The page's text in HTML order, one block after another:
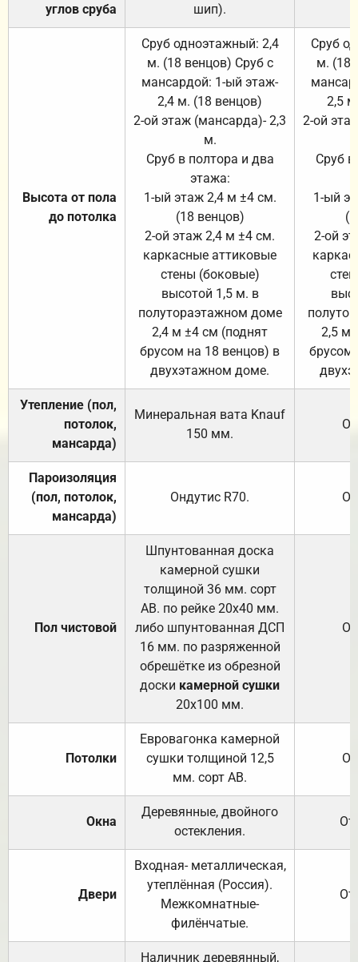
углов сруба
шип).
Высота от пола
до потолка
Сруб одноэтажный: 2,4
м. (18 венцов) Сруб с
мансардой: 1-ый этаж-
2,4 м. (18 венцов)
2-ой этаж (мансарда)- 2,3
м.
Сруб в полтора и два
этажа:
1-ый этаж 2,4 м ±4 см.
(18 венцов)
2-ой этаж 2,4 м ±4 см.
каркасные аттиковые
стены (боковые)
высотой 1,5 м. в
полутораэтажном доме
2,4 м ±4 см (поднят
брусом на 18 венцов) в
двухэтажном доме.
Сруб
м. (18
2,5
2-ой
Сруб
1-ый
2-ой
2,5 м
брусом
Утепление (пол,
потолок,
мансарда)
Минеральная вата Knauf
150 мм.
Пароизоляция
(пол, потолок,
мансарда)
Ондутис R70.
Пол чистовой
Шпунтованная доска
камерной сушки
толщиной 36 мм. сорт
АВ. по рейке 20х40 мм.
либо шпунтованная ДСП
16 мм. по разряженной
обрешётке из обрезной
доски камерной сушки
20х100 мм.
Потолки
Евровагонка камерной
сушки толщиной 12,5
мм. сорт АВ.
Окна
Деревянные, двойного
остекления.
Двери
Входная- металлическая,
утеплённая (Россия).
Межкомнатные-
филёнчатые.
Наличник деревянный,